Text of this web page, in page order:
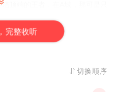
顶端的王者，在A城，那可是只
选，但爱这个东西，我给不了
老公；人后却疏离地称呼他为
完整收听
切换顺序